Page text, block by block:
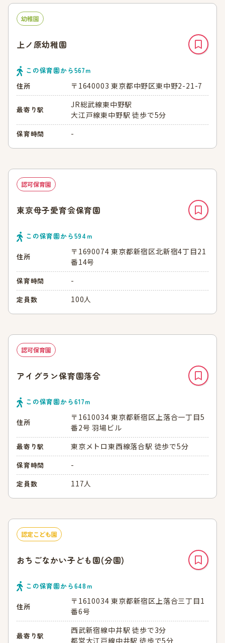
幼稚園
上ノ原幼稚園
この保育園から567ｍ
住所
〒1640003 東京都中野区東中野2-21-7
最寄り駅
JR総武線東中野駅
大江戸線東中野駅 徒歩で5分
保育時間 -
認可保育園
東京母子愛育会保育園
この保育園から594 ｍ
住所
〒1690074 東京都新宿区北新宿4丁目21
番14号
保育時間 -
定員数 100人
認可保育園
アイグラン保育園落合
この保育園から617ｍ
住所
〒1610034 東京都新宿区上落合一丁目5
番2号 羽場ビル
最寄り駅 東京メトロ東西線落合駅 徒歩で5分
保育時間 -
定員数 117人
認定こども園
おちごなかい子ども園(分園)
この保育園から648ｍ
住所
〒1610034 東京都新宿区上落合三丁目1
番6号
最寄り駅
西武新宿線中井駅 徒歩で3分
都営大江戸線中井駅 徒歩で5分